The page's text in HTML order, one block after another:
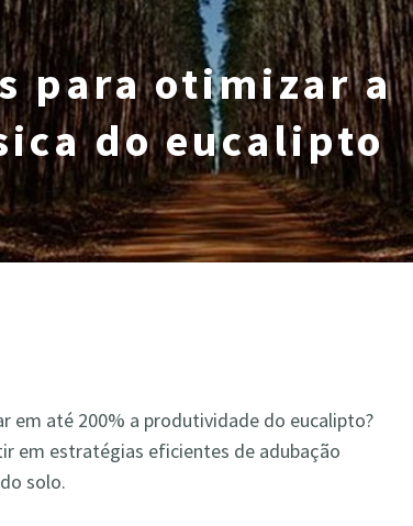
para otimizar a
do eucalipto
em até 200% a produtividade do eucalipto?
em estratégias eficientes de adubação
solo.